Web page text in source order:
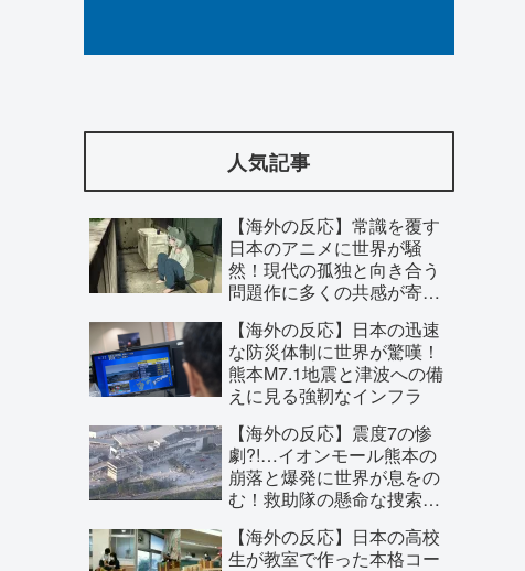
海外「これが文明か！」日本に比べて超
「席を立たずに、わずらわしいコマーシ
ャルを黙らせられます」1955年のテレビ
リモコンには引き金が付いていた
人気記事
【海外の反応】常識を覆す
日本のアニメに世界が騒
然！現代の孤独と向き合う
問題作に多くの共感が寄せ
【海外の反応】日本の迅速
な防災体制に世界が驚嘆！
熊本M7.1地震と津波への備
えに見る強靭なインフラ
【海外の反応】震度7の惨
劇?!…イオンモール熊本の
崩落と爆発に世界が息をの
む！救助隊の懸命な捜索に
【海外の反応】日本の高校
生が教室で作った本格コー